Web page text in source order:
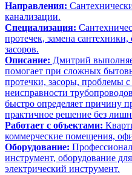
Направления:
канализации.
Специализация:
протечек, замена
засоров.
Описание: Дмитрий
помогает при сложных
протечки, засоры, проблемы
неисправности
быстро определяет причину
практичное решение без
Работает с объектами:
коммерческие помещения,
Оборудование:
инструмент, оборудование
электрический инструмент.